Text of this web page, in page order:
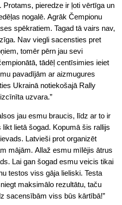
pieredze ir ļoti vērtīga un
nogalē. Agrāk Čempionu
spēkratiem. Tagad tā vairs nav,
Nav viegli sacensties pret
tomēr pērn jau sevi
tādēļ centīsimies ieiet
pavadījām ar aizmugures
Ukrainā notiekošajā Rally
uzvara.”
jau esmu braucis, līdz ar to ir
lietā šogad. Kopumā šis rallijs
Latvieši prot organizēt
mājām. Allaž esmu mīlējis ātrus
Lai gan šogad esmu veicis tikai
testos viss gāja lieliski. Testa
maksimālo rezultātu, taču
sacensībām viss būs kārtībā!”